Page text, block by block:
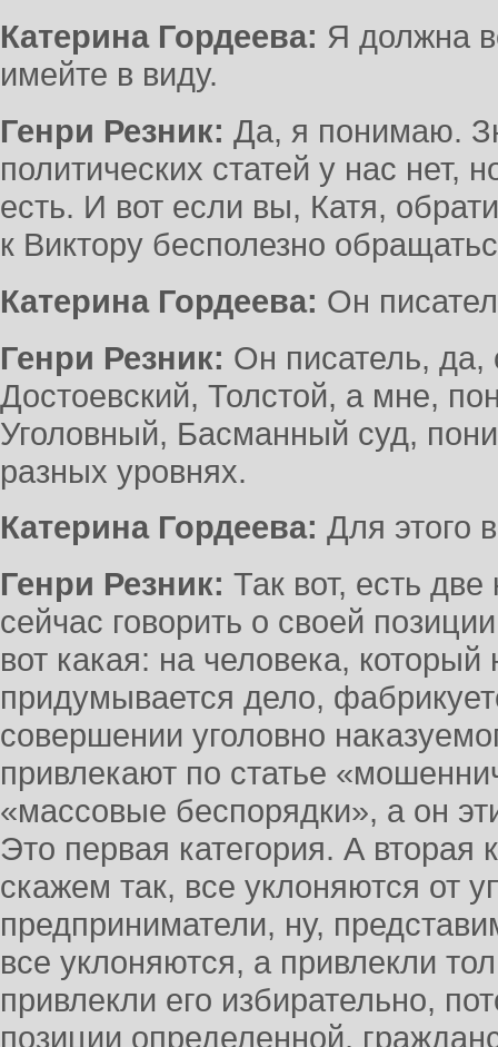
Катерина Гордеева: Я должна
имейте в виду.
Генри Резник: Да, я понимаю.
политических статей у нас нет,
есть. И вот если вы, Катя,
к Виктору бесполезно
Катерина Гордеева: Он
Генри Резник: Он писатель, да,
Достоевский, Толстой, а мне,
Уголовный, Басманный суд,
разных уровнях.
Катерина Гордеева: Для этого
Генри Резник: Так вот, есть
сейчас говорить о своей
вот какая: на человека, который
придумывается дело,
совершении уголовно
привлекают по статье
«массовые беспорядки», а он
Это первая категория. А вторая
скажем так, все уклоняются от
предприниматели, ну,
все уклоняются, а привлекли
привлекли его избирательно,
позиции определенной,